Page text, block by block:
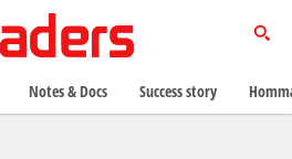
Notes & Docs Success story